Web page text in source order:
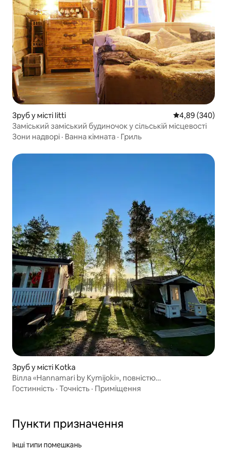
Зруб у місті Iitti Середня
4,89 (340)
Заміський заміський будиночок у сільській місцевості
Зони надворі · Ванна кімната · Гриль
Зруб у місті Kotka
Вілла «Hannamari by Kymijoki», повністю
відремонтована у 2021 році
Гостинність · Точність · Приміщення
Пункти призначення
Інші типи помешкань